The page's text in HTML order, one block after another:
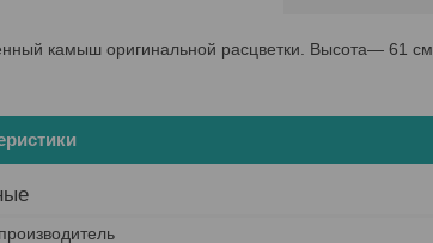
камыш оригинальной расцветки. Высота― 61 см.